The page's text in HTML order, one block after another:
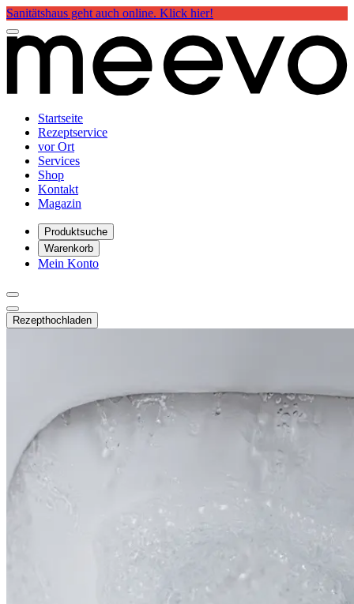
Sanitätshaus geht auch online. Klick hier!
Startseite
Rezeptservice
vor Ort
Services
Shop
Kontakt
Magazin
Produktsuche
Warenkorb
Mein Konto
Rezepthochladen